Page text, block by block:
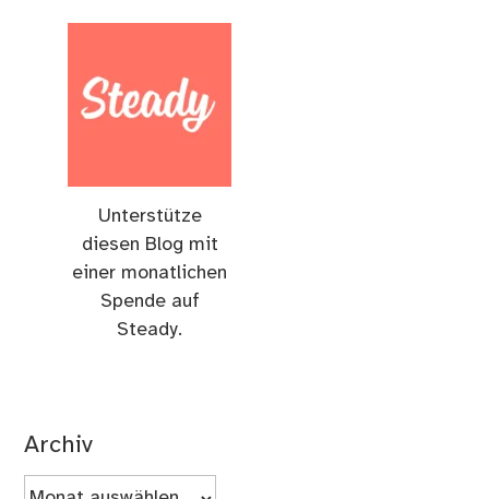
Unterstütze
diesen Blog mit
einer monatlichen
Spende auf
Steady.
Archiv
Archiv